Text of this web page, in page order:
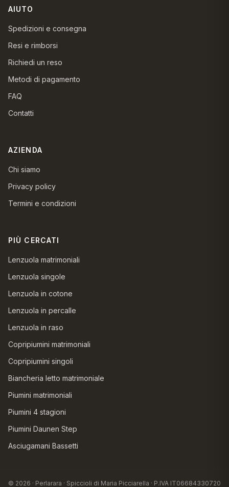
AIUTO
Spedizioni e consegna
Resi e rimborsi
Richiedi un reso
Metodi di pagamento
FAQ
Contatti
AZIENDA
Chi siamo
Privacy policy
Termini e condizioni
PIÙ CERCATI
Lenzuola matrimoniali
Lenzuola singole
Lenzuola in cotone
Lenzuola in percalle
Lenzuola in raso
Copripiumini matrimoniali
Copripiumini singoli
Biancheria letto matrimoniale
Piumini matrimoniali
Piumini 4 stagioni
Piumini Daunen Step
Asciugamani Bassetti
© 2026 · Perlarara · Spiccioli di Maria Picciarella · P.IVA IT06684330720